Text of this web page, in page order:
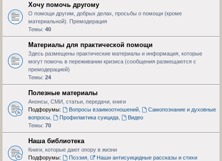
Хочу помочь другому
О помощи другим, добрых делах, просьбы о помощи (кроме
материальной). Премодерация
Темы: 40
Материалы для практической помощи
Здесь размещены практические материалы и информация, которые
могут помочь в переживании кризиса (сообщения размещаются с
премодерацией)
Темы: 24
Полезные материалы
Анонсы, СМИ, статьи, передачи, книги
Подфорумы:
Вопросы взаимоотношений,
Самопознание и духовные
вопросы
Профилактика суицида,
Видео
Темы: 70
Наша библиотека
Книги, которые дают опору в жизни
Подфорумы:
Поэзия,
Наши антисуицидные рассказы и стихи